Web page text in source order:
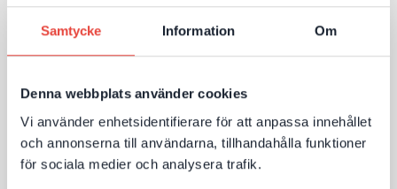
Samtycke Information Om
Denna webbplats använder cookies
Vi använder enhetsidentifierare för att anpassa innehållet
och annonserna till användarna, tillhandahålla funktioner
för sociala medier och analysera trafik.
tidigare? Google har nu publicerat tydligare riktlinjer
för AI‑sök – och budskapet är: mycket av det som
redan skapar en bra webbplats är fortfarande